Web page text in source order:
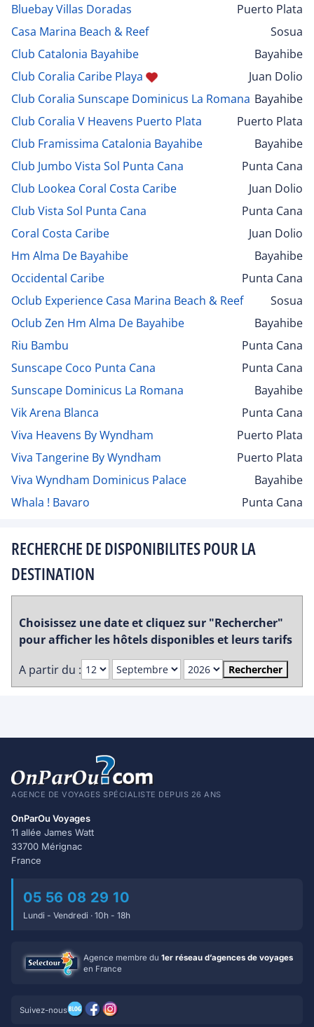
Bluebay Villas Doradas
Puerto Plata
Casa Marina Beach & Reef
Sosua
Club Catalonia Bayahibe
Bayahibe
Club Coralia Caribe Playa
Juan Dolio
Club Coralia Sunscape Dominicus La Romana Bayahibe
Club Coralia V Heavens Puerto Plata
Puerto Plata
Club Framissima Catalonia Bayahibe
Bayahibe
Club Jumbo Vista Sol Punta Cana
Punta Cana
Club Lookea Coral Costa Caribe
Juan Dolio
Club Vista Sol Punta Cana
Punta Cana
Coral Costa Caribe
Juan Dolio
Hm Alma De Bayahibe
Bayahibe
Occidental Caribe
Punta Cana
Oclub Experience Casa Marina Beach & Reef
Sosua
Oclub Zen Hm Alma De Bayahibe
Bayahibe
Riu Bambu
Punta Cana
Sunscape Coco Punta Cana
Punta Cana
Sunscape Dominicus La Romana
Bayahibe
Vik Arena Blanca
Punta Cana
Viva Heavens By Wyndham
Puerto Plata
Viva Tangerine By Wyndham
Puerto Plata
Viva Wyndham Dominicus Palace
Bayahibe
Whala ! Bavaro
Punta Cana
RECHERCHE DE DISPONIBILITES POUR LA
DESTINATION
Choisissez une date et cliquez sur "Rechercher"
pour afficher les hôtels disponibles et leurs tarifs
A partir du :
Rechercher
AGENCE DE VOYAGES SPÉCIALISTE DEPUIS 26 ANS
OnParOu Voyages
11 allée James Watt
33700 Mérignac
France
05 56 08 29 10
Lundi - Vendredi · 10h - 18h
Agence membre du 1er réseau d’agences de voyages
en France
Suivez-nous